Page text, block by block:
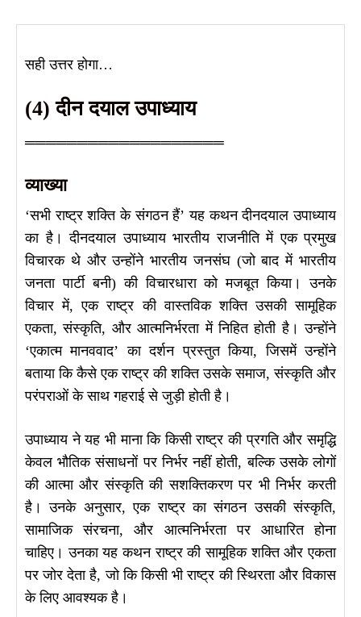
सही उत्तर होगा…
(4) दीन दयाल उपाध्याय
═══════════════════
व्याख्या
‘सभी राष्ट्र शक्ति के संगठन हैं’ यह कथन दीनदयाल उपाध्याय
का है। दीनदयाल उपाध्याय भारतीय राजनीति में एक प्रमुख
विचारक थे और उन्होंने भारतीय जनसंघ (जो बाद में भारतीय
जनता पार्टी बनी) की विचारधारा को मजबूत किया। उनके
विचार में, एक राष्ट्र की वास्तविक शक्ति उसकी सामूहिक
एकता, संस्कृति, और आत्मनिर्भरता में निहित होती है। उन्होंने
‘एकात्म मानववाद’ का दर्शन प्रस्तुत किया, जिसमें उन्होंने
बताया कि कैसे एक राष्ट्र की शक्ति उसके समाज, संस्कृति और
परंपराओं के साथ गहराई से जुड़ी होती है।
उपाध्याय ने यह भी माना कि किसी राष्ट्र की प्रगति और समृद्धि
केवल भौतिक संसाधनों पर निर्भर नहीं होती, बल्कि उसके लोगों
की आत्मा और संस्कृति की सशक्तिकरण पर भी निर्भर करती
है। उनके अनुसार, एक राष्ट्र का संगठन उसकी संस्कृति,
सामाजिक संरचना, और आत्मनिर्भरता पर आधारित होना
चाहिए। उनका यह कथन राष्ट्र की सामूहिक शक्ति और एकता
पर जोर देता है, जो कि किसी भी राष्ट्र की स्थिरता और विकास
के लिए आवश्यक है।